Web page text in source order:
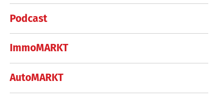
Podcast
ImmoMARKT
AutoMARKT